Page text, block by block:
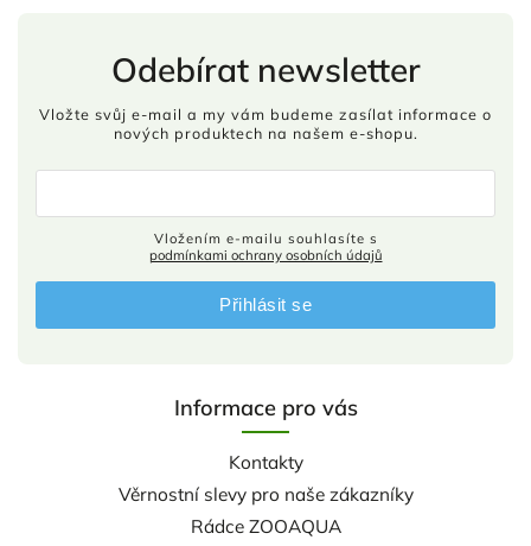
Informace pro vás
Kontakty
Věrnostní slevy pro naše zákazníky
Rádce ZOOAQUA
Odebírat newsletter
Vložte svůj e-mail a my vám budeme zasílat informace o
nových produktech na našem e-shopu.
podmínkami ochrany osobních údajů
Přihlásit se